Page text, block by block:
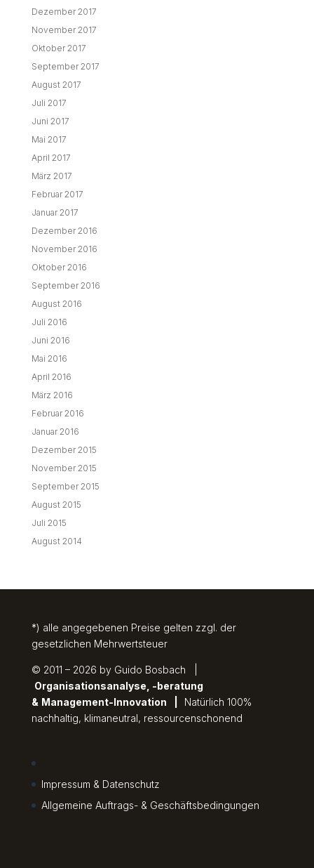
Dezember 2017
November 2017
Oktober 2017
September 2017
August 2017
Juli 2017
Juni 2017
Mai 2017
April 2017
März 2017
Februar 2017
Januar 2017
Dezember 2016
November 2016
Oktober 2016
September 2016
August 2016
Juli 2016
Juni 2016
Mai 2016
April 2016
März 2016
Februar 2016
Januar 2016
Dezember 2015
November 2015
September 2015
August 2015
Juli 2015
August 2014
*) alle angegebenen Preise gelten zzgl. der
gesetzlichen Mehrwertsteuer
© 2011 – 2026 by Guido Bosbach |
Organisationsanalyse, -beratung
& Management-Innovation
Natürlich 100%
nachhaltig, klimaneutral, ressourcenschonend
Impressum & Datenschutz
Allgemeine Auftrags- & Geschäftsbedingungen